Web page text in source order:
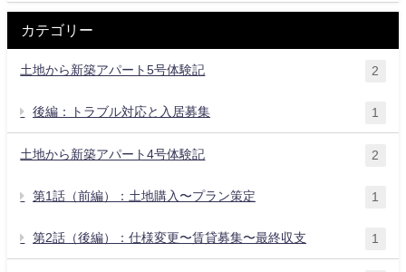
カテゴリー
土地から新築アパート5号体験記 2
後編：トラブル対応と入居募集 1
土地から新築アパート4号体験記 2
第1話（前編）：土地購入〜プラン策定 1
第2話（後編）：仕様変更〜賃貸募集〜最終収支 1